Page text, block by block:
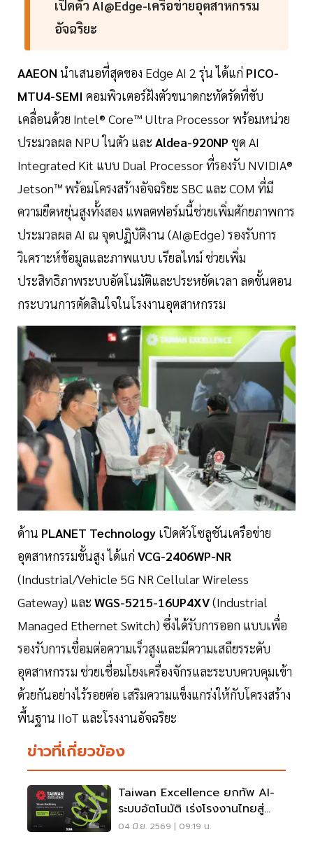
เปิดตัว AI@Edge-เครือข่ายอุตสาหกรรม
อัจฉริยะ
AAEON นำเสนอที่สุดของ Edge AI 2 รุ่น ได้แก่ PICO-
MTU4-SEMI คอมพิวเตอร์ฝังตัวขนาดกะทัดรัดที่ขับ
เคลื่อนด้วย Intel® Core™ Ultra Processor พร้อมหน่วย
ประมวลผล NPU ในตัว และ Aldea-920NP ชุด AI
Integrated Kit แบบ Dual Processor ที่รองรับ NVIDIA®
Jetson™ พร้อมโครงสร้างอัจฉริยะ SBC และ COM ที่มี
ความยืดหยุ่นสูงทั้งสอง แพลตฟอร์มนี้ช่วยเพิ่มศักยภาพการ
ประมวลผล AI ณ จุดปฏิบัติงาน (AI@Edge) รองรับการ
วิเคราะห์ข้อมูลและภาพแบบ เรียลไทม์ ช่วยเพิ่ม
ประสิทธิภาพระบบอัตโนมัติและประหยัดเวลา ลดขั้นตอน
กระบวนการตัดสินใจในโรงงานอุตสาหกรรม
ด้าน PLANET Technology เปิดตัวโซลูชันเครือข่าย
อุตสาหกรรมขั้นสูง ได้แก่ VCG-2406WP-NR
(Industrial/Vehicle 5G NR Cellular Wireless
Gateway) และ WGS-5215-16UP4XV(Industrial
Managed Ethernet Switch) ซึ่งได้รับการออก แบบเพื่อ
รองรับการเชื่อมต่อความเร็วสูงและมีความเสถียรระดับ
อุตสาหกรรม ช่วยเชื่อมโยงเครื่องจักรและระบบควบคุมเข้า
ด้วยกันอย่างไร้รอยต่อ เสริมความแข็งแกร่งให้กับโครงสร้าง
พื้นฐาน IIoT และโรงงานอัจฉริยะ
ข่าวที่เกี่ยวข้อง
Taiwan Excellence ยกทัพ AI-
ระบบอัตโนมัติ เร่งโรงงานไทยสู่
Smart Factory
04 มิ.ย. 2569 | 09:19 น.